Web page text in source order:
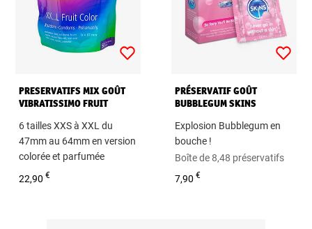
PRESERVATIFS MIX GOÛT
VIBRATISSIMO FRUIT
6 tailles XXS à XXL du
47mm au 64mm en version
colorée et parfumée
Sachet de 50 préservatifs
22,90€
PRÉSERVATIF GOÛT
BUBBLEGUM SKINS
Explosion Bubblegum en
bouche !
Boîte de 8,48 préservatifs
7,90€